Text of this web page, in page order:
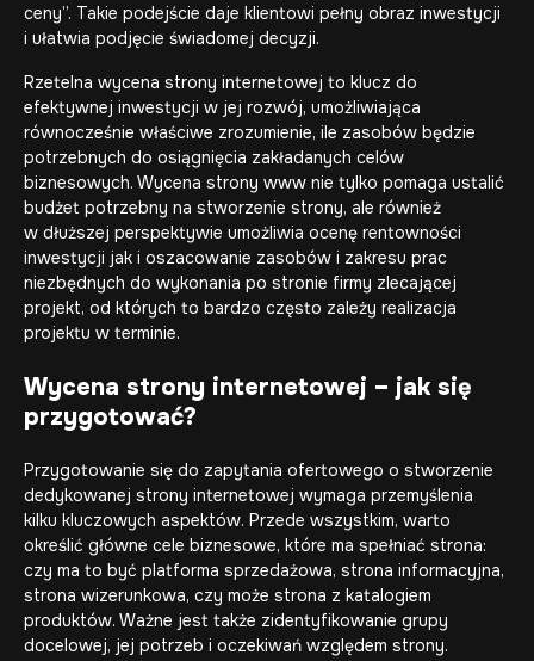
ceny”. Takie podejście daje klientowi pełny obraz inwestycji
i ułatwia podjęcie świadomej decyzji.
Rzetelna wycena strony internetowej to klucz do
efektywnej inwestycji w jej rozwój, umożliwiająca
równocześnie właściwe zrozumienie, ile zasobów będzie
potrzebnych do osiągnięcia zakładanych celów
biznesowych. Wycena strony www nie tylko pomaga ustalić
budżet potrzebny na stworzenie strony, ale również
w dłuższej perspektywie umożliwia ocenę rentowności
inwestycji jak i oszacowanie zasobów i zakresu prac
niezbędnych do wykonania po stronie firmy zlecającej
projekt, od których to bardzo często zależy realizacja
projektu w terminie.
Wycena strony internetowej – jak się
przygotować?
Przygotowanie się do zapytania ofertowego o stworzenie
dedykowanej strony internetowej wymaga przemyślenia
kilku kluczowych aspektów. Przede wszystkim, warto
określić główne cele biznesowe, które ma spełniać strona:
czy ma to być platforma sprzedażowa, strona informacyjna,
strona wizerunkowa, czy może strona z katalogiem
produktów. Ważne jest także zidentyfikowanie grupy
docelowej, jej potrzeb i oczekiwań względem strony.